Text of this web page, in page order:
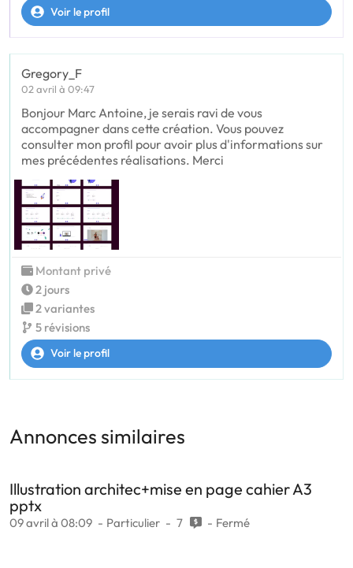
Voir le profil
Gregory_F
02 avril à 09:47
Bonjour Marc Antoine, je serais ravi de vous
accompagner dans cette création. Vous pouvez
consulter mon profil pour avoir plus d'informations sur
mes précédentes réalisations. Merci
Montant privé
2 jours
2 variantes
5 révisions
Voir le profil
Annonces similaires
Illustration architec+mise en page cahier A3
pptx
09 avril à 08:09 Particulier 7 Fermé